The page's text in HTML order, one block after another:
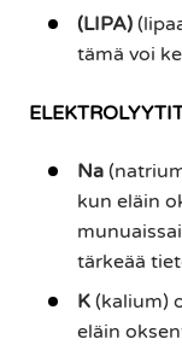
(LIPA)
tämä voi
Na
kun eläin
tärkeää
K (kalium)
eläin